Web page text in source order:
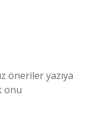
öneriler yazıya
onu